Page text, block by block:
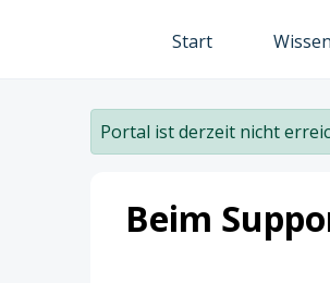
Start
Portal ist derzeit nicht
Beim